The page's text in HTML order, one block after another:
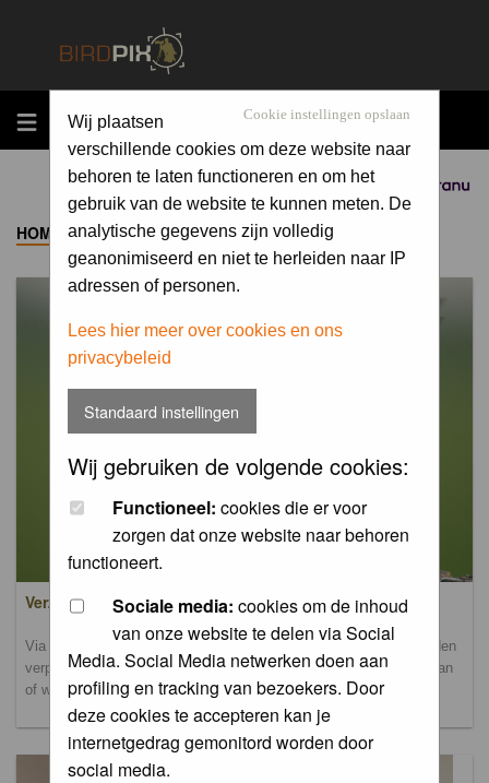
MENU
Sponsored by
Cookie instellingen opslaan
Wij plaatsen
verschillende cookies om deze website naar
behoren te laten functioneren en om het
gebruik van de website te kunnen meten. De
analytische gegevens zijn volledig
geanonimiseerd en niet te herleiden naar IP
adressen of personen.
Lees hier meer over cookies en ons
privacybeleid
Standaard instellingen
Wij gebruiken de volgende cookies:
Functioneel: cookies die er voor
zorgen dat onze website naar behoren
functioneert.
Sociale media: cookies om de inhoud
van onze website te delen via Social
Media. Social Media netwerken doen aan
profiling en tracking van bezoekers. Door
deze cookies te accepteren kan je
internetgedrag gemonitord worden door
social media.
HOME ->ALBUM
Verzamel- en uploadalbum
Via dit album kun je foto's uploaden. Onderscheidende foto's worden
verplaatst naar de database-albums. Andere foto's blijven hier staan
of worden verplaatst naar het verbeteralbum.